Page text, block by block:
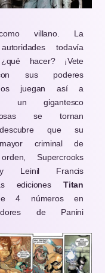
villano. La
todavía
hacer? ¡Vete
sus poderes
juegan así a
un gigantesco
se tornan
que su
criminal de
Supercrooks
Leinil Francis
Titan
4 números en
de Panini